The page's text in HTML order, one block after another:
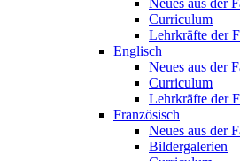
Curriculum
Lehrkräfte der
Englisch
Neues aus der
Curriculum
Lehrkräfte der
Französisch
Neues aus der
Bildergalerien